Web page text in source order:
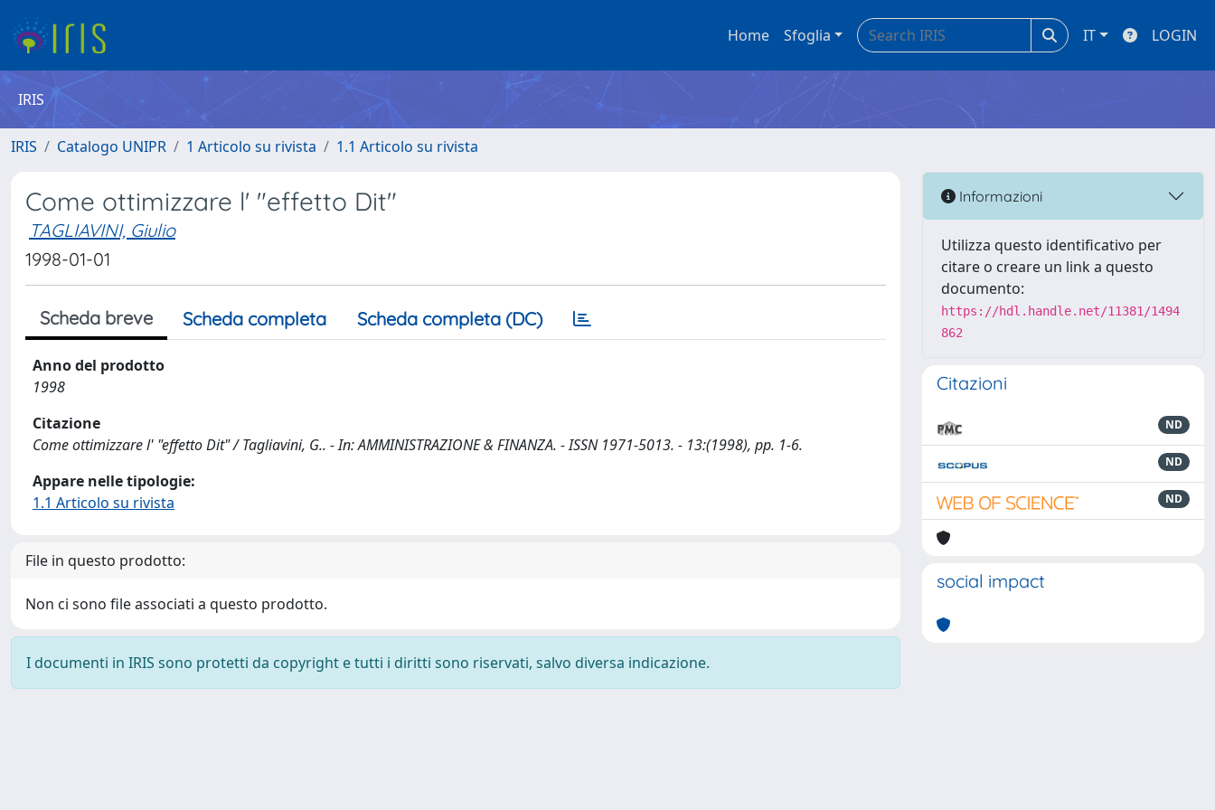
Home Sfoglia IT LOGIN
IRIS
IRIS Catalogo UNIPR 1 Articolo su rivista 1.1 Articolo su rivista
Come ottimizzare l' "effetto Dit"
TAGLIAVINI, Giulio
1998-01-01
Scheda breve Scheda completa Scheda completa (DC)
Anno del prodotto
1998
Citazione
Come ottimizzare l' "effetto Dit" / Tagliavini, G.. - In: AMMINISTRAZIONE & FINANZA. - ISSN 1971-5013. - 13:(1998), pp. 1-6.
Appare nelle tipologie:
1.1 Articolo su rivista
File in questo prodotto:
Non ci sono file associati a questo prodotto.
I documenti in IRIS sono protetti da copyright e tutti i diritti sono riservati, salvo diversa indicazione.
Informazioni
Utilizza questo identificativo per
citare o creare un link a questo
documento:
https://hdl.handle.net/11381/1494
862
Citazioni
ND
ND
ND
social impact